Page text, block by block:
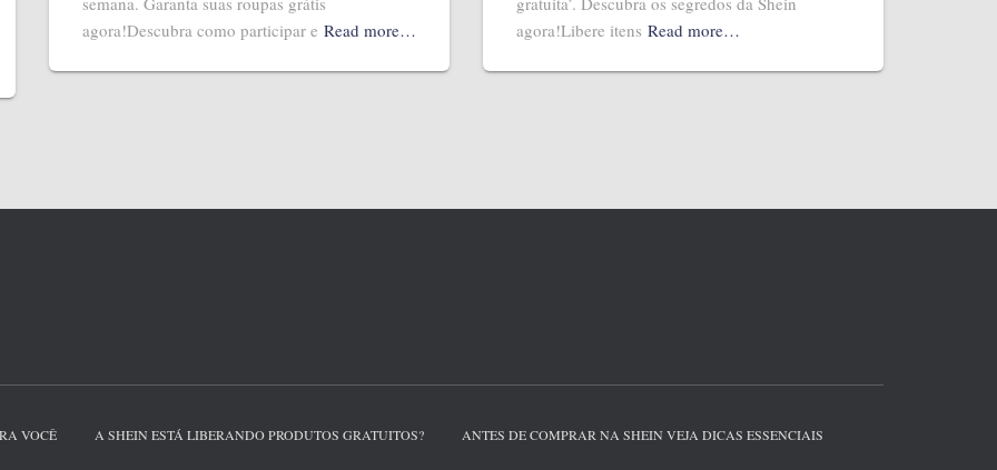
agora!Descubra como participar e Read more…
agora!Libere itens Read more…
VOCÊ A SHEIN ESTÁ LIBERANDO PRODUTOS GRATUITOS? ANTES DE COMPRAR NA SHEIN VEJA DICAS ESSENCIAIS